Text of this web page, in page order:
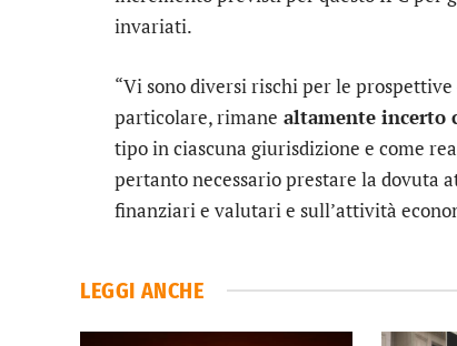
invariati.
“Vi sono diversi rischi per le
particolare, rimane altamente incerto
tipo in ciascuna giurisdizione e come
pertanto necessario prestare la dovuta
finanziari e valutari e sull’attività
LEGGI ANCHE